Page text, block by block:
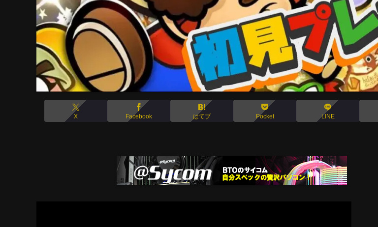
X Facebook はてブ Pocket LINE